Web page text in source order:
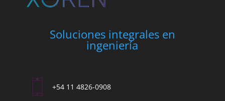
Soluciones integrales en
ingeniería
+54 11 4826-0908